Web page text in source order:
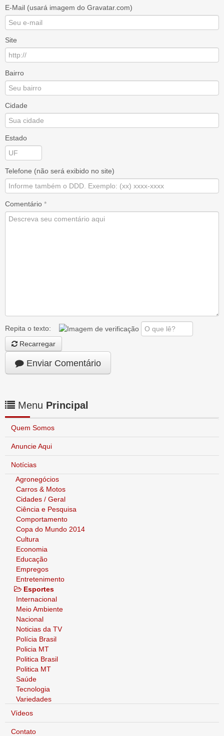
E-Mail (usará imagem do Gravatar.com)
Site
Bairro
Cidade
Estado
Telefone (não será exibido no site)
Comentário *
Repita o texto:
Recarregar
Enviar Comentário
Menu Principal
Quem Somos
Anuncie Aqui
Notícias
Agronegócios
Carros & Motos
Cidades / Geral
Ciência e Pesquisa
Comportamento
Copa do Mundo 2014
Cultura
Economia
Educação
Empregos
Entretenimento
Esportes
Internacional
Meio Ambiente
Nacional
Noticias da TV
Polícia Brasil
Policia MT
Politica Brasil
Politica MT
Saúde
Tecnologia
Variedades
Vídeos
Contato